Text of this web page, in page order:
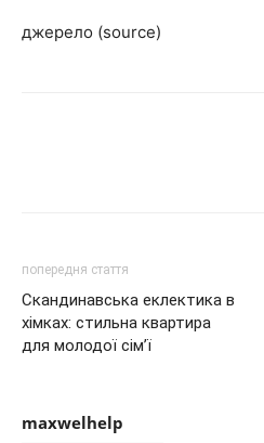
джерело (source)
попередня стаття
Скандинавська еклектика в
хімках: стильна квартира
для молодої сім’ї
maxwelhelp